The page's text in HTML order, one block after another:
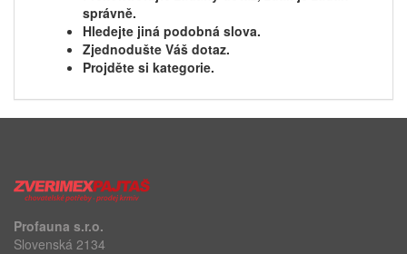
správně.
Hledejte jiná podobná slova.
Zjednodušte Váš dotaz.
Projděte si kategorie.
Profauna s.r.o.
Slovenská 2134